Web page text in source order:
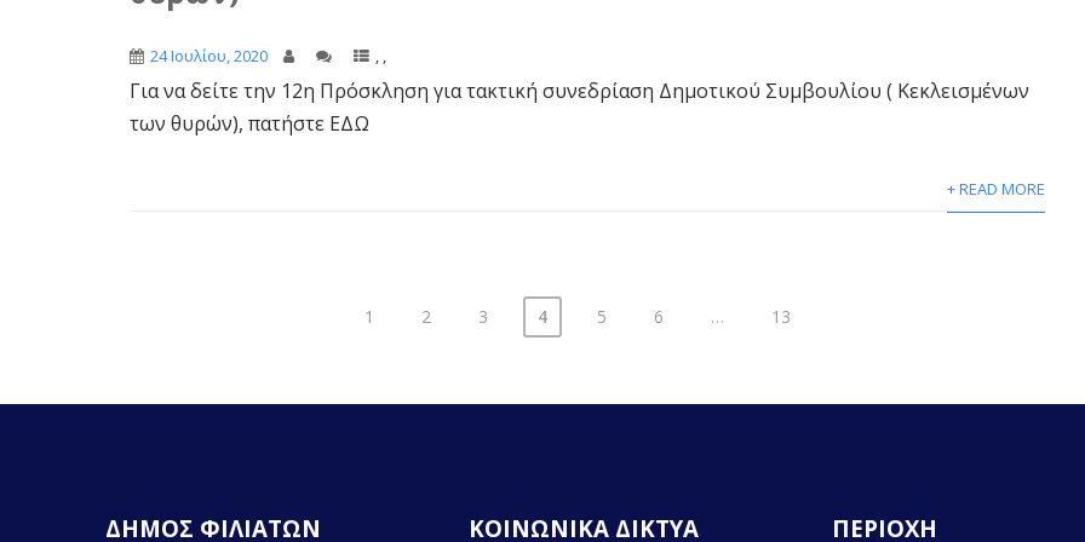
24 Ιουλίου, 2020 , ,
Για να δείτε την 12η Πρόσκληση για τακτική συνεδρίαση Δημοτικού Συμβουλίου ( Κεκλεισμένων
των θυρών), πατήστε ΕΔΩ
+ READ MORE
1 2 3 4 5 6 … 13
ΔΗΜΟΣ ΦΙΛΙΑΤΩΝ ΚΟΙΝΩΝΙΚΑ ΔΙΚΤΥΑ ΠΕΡΙΟΧΗ